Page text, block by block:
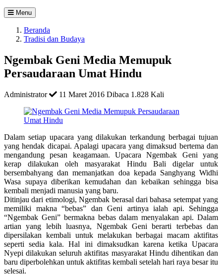
Menu
Beranda
Tradisi dan Budaya
Ngembak Geni Media Memupuk
Persaudaraan Umat Hindu
Administrator 11 Maret 2016 Dibaca 1.828 Kali
Dalam setiap upacara yang dilakukan terkandung berbagai tujuan
yang hendak dicapai. Apalagi upacara yang dimaksud bertema dan
mengandung pesan keagamaan. Upacara Ngembak Geni yang
kerap dilakukan oleh masyarakat Hindu Bali digelar untuk
bersembahyang dan memanjatkan doa kepada Sanghyang Widhi
Wasa supaya diberikan kemudahan dan kebaikan sehingga bisa
kembali menjadi manusia yang baru.
Ditinjau dari etimologi, Ngembak berasal dari bahasa setempat yang
memiliki makna “bebas” dan Geni artinya ialah api. Sehingga
“Ngembak Geni” bermakna bebas dalam menyalakan api. Dalam
artian yang lebih luasnya, Ngembak Geni berarti terbebas dan
dipersilakan kembali untuk melakukan berbagai macam aktifitas
seperti sedia kala. Hal ini dimaksudkan karena ketika Upacara
Nyepi dilakukan seluruh aktifitas masyarakat Hindu dihentikan dan
baru diperbolehkan untuk aktifitas kembali setelah hari raya besar itu
selesai.